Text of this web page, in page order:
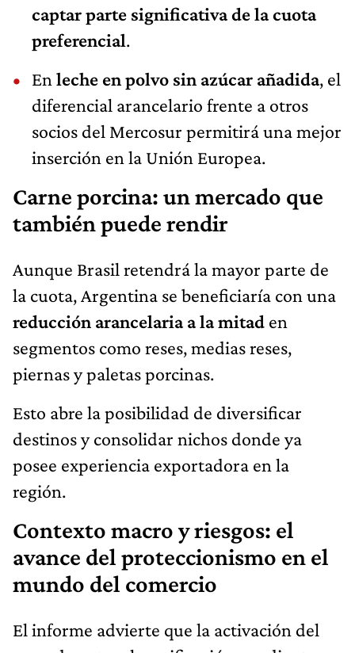
captar parte significativa de la cuota
preferencial.
En leche en polvo sin azúcar añadida, el
diferencial arancelario frente a otros
socios del Mercosur permitirá una mejor
inserción en la Unión Europea.
Carne porcina: un mercado que
también puede rendir
Aunque Brasil retendrá la mayor parte de
la cuota, Argentina se beneficiaría con una
reducción arancelaria a la mitad en
segmentos como reses, medias reses,
piernas y paletas porcinas.
Esto abre la posibilidad de diversificar
destinos y consolidar nichos donde ya
posee experiencia exportadora en la
región.
Contexto macro y riesgos: el
avance del proteccionismo en el
mundo del comercio
El informe advierte que la activación del